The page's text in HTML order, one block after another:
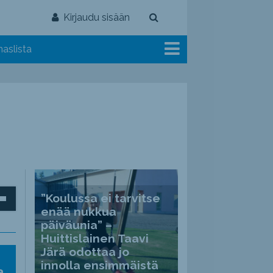
Kirjaudu sisään
”Koulussa ei tarvitse
enää nukkua
päiväunia” –
Huittislainen Taavi
Järä odottaa jo
innolla ensimmäistä